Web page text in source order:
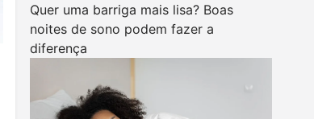
Quer uma barriga mais lisa? Boas
noites de sono podem fazer a
diferença